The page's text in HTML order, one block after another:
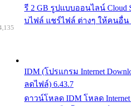
รี 2 GB รูปแบบออนไลน์ Cloud
บไฟล์ แชร์ไฟล์ ต่างๆ ให้คนอื่น
IDM (โปรแกรม Internet
ลดไฟล์) 6.43.7
ดาวน์โหลด IDM โหลด Internet